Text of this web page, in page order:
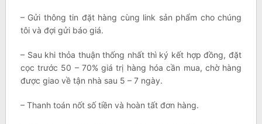
– Gửi thông tin đặt hàng cùng link sản phẩm cho chúng
tôi và đợi gửi báo giá.
– Sau khi thỏa thuận thống nhất thì ký kết hợp đồng, đặt
cọc trước 50 – 70% giá trị hàng hóa cần mua, chờ hàng
được giao về tận nhà sau 5 – 7 ngày.
– Thanh toán nốt số tiền và hoàn tất đơn hàng.